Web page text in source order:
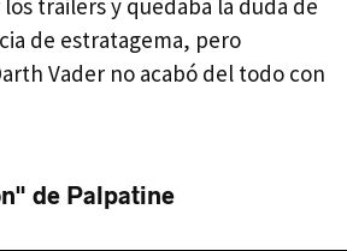
de estratagema, pero
Vader no acabó del todo con
de Palpatine